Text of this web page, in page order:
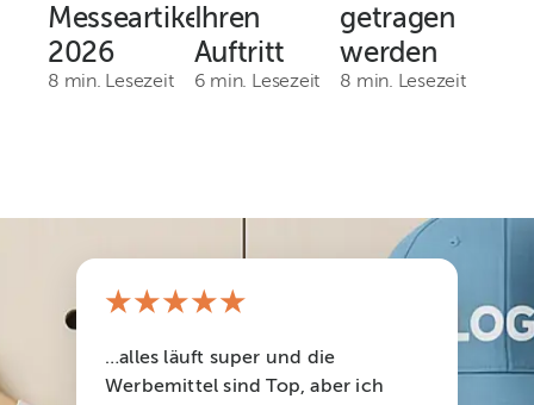
Messeartikel
2026
8 min. Lesezeit
Ihren
Auftritt
6 min. Lesezeit
getragen
werden
8 min. Lesezeit
★★★★★
…alles läuft super und die
Werbemittel sind Top, aber ich